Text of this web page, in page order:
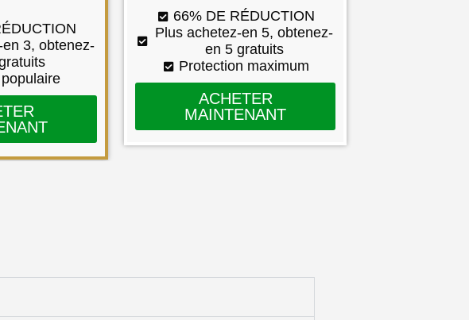
3, obtenez-
66% DE RÉDUCTION
Plus achetez-en 5, obtenez-
en 5 gratuits
Protection maximum
ACHETER
MAINTENANT